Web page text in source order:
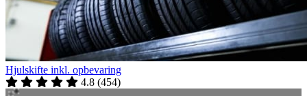
Hjulskifte inkl. opbevaring
4.8 (454)